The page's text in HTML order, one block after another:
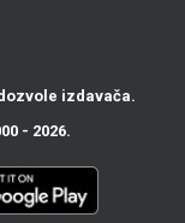
izdavača.
- 2026.